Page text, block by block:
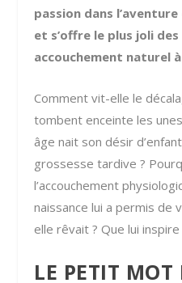
passion dans
et s’offre le plus joli des
accouchement naturel à
Comment vit-elle le
tombent enceinte les
âge nait son désir
grossesse tardive ?
l’accouchement
naissance lui a permis de
elle rêvait ? Que lui
LE PETIT MOT